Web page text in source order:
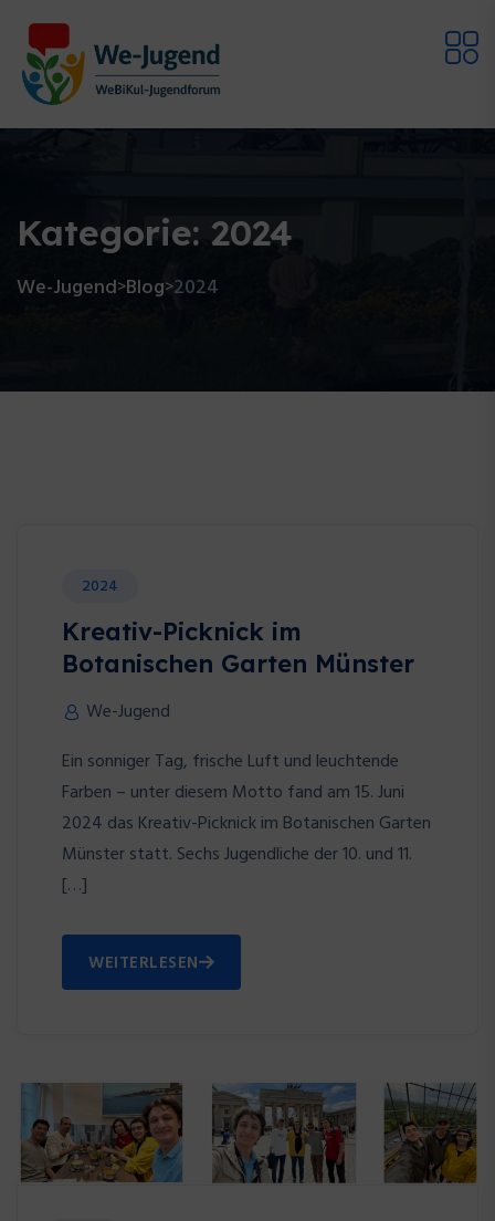
Kategorie: 2024
We-Jugend>Blog>2024
2024
Kreativ-Picknick im
Botanischen Garten Münster
We-Jugend
Ein sonniger Tag, frische Luft und leuchtende
Farben – unter diesem Motto fand am 15. Juni
2024 das Kreativ-Picknick im Botanischen Garten
Münster statt. Sechs Jugendliche der 10. und 11.
[…]
WEITERLESEN